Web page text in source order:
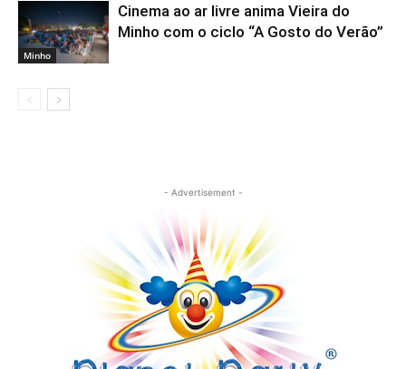
Minho
Cinema ao ar livre anima Vieira do
Minho com o ciclo “A Gosto do Verão”
- Advertisement -